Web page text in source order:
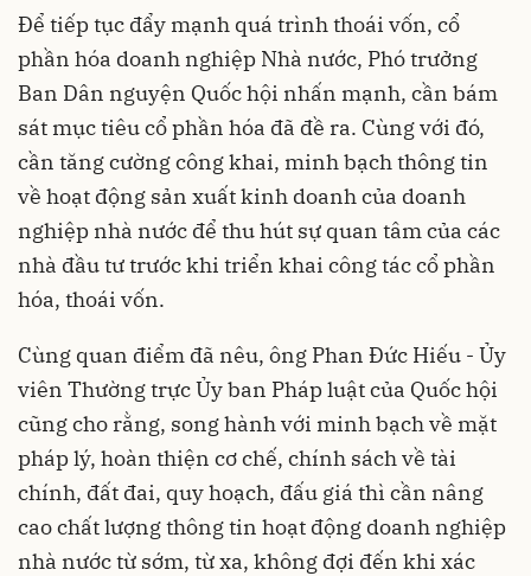
Để tiếp tục đẩy mạnh quá trình thoái vốn, cổ
phần hóa doanh nghiệp Nhà nước, Phó trưởng
Ban Dân nguyện Quốc hội nhấn mạnh, cần bám
sát mục tiêu cổ phần hóa đã đề ra. Cùng với đó,
cần tăng cường công khai, minh bạch thông tin
về hoạt động sản xuất kinh doanh của doanh
nghiệp nhà nước để thu hút sự quan tâm của các
nhà đầu tư trước khi triển khai công tác cổ phần
hóa, thoái vốn.
Cùng quan điểm đã nêu, ông Phan Đức Hiếu - Ủy
viên Thường trực Ủy ban Pháp luật của Quốc hội
cũng cho rằng, song hành với minh bạch về mặt
pháp lý, hoàn thiện cơ chế, chính sách về tài
chính, đất đai, quy hoạch, đấu giá thì cần nâng
cao chất lượng thông tin hoạt động doanh nghiệp
nhà nước từ sớm, từ xa, không đợi đến khi xác